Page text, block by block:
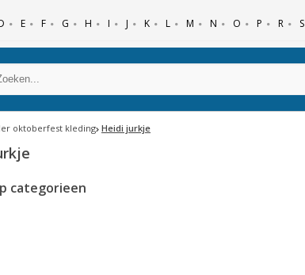
E F G H I J K L M N O P R S
oktoberfest kleding Heidi jurkje
categorieen